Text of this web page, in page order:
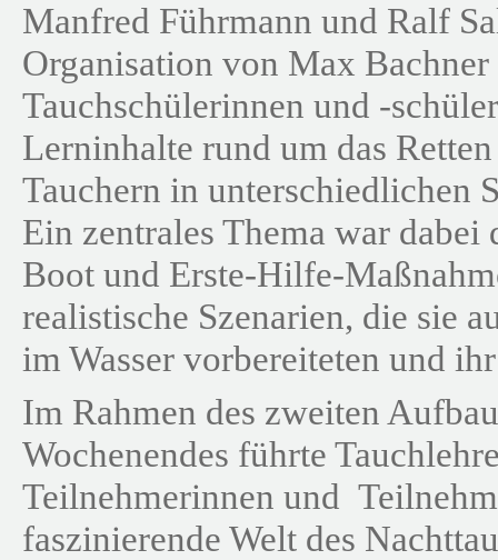
Manfred Führmann und Ralf
Organisation von Max
Tauchschülerinnen und -
Lerninhalte rund um das
Tauchern in unterschiedlichen
Ein zentrales Thema war dabei
Boot und Erste-Hilfe-
realistische Szenarien, die sie
im Wasser vorbereiteten und
Im Rahmen des zweiten
Wochenendes führte
Teilnehmerinnen und
faszinierende Welt des